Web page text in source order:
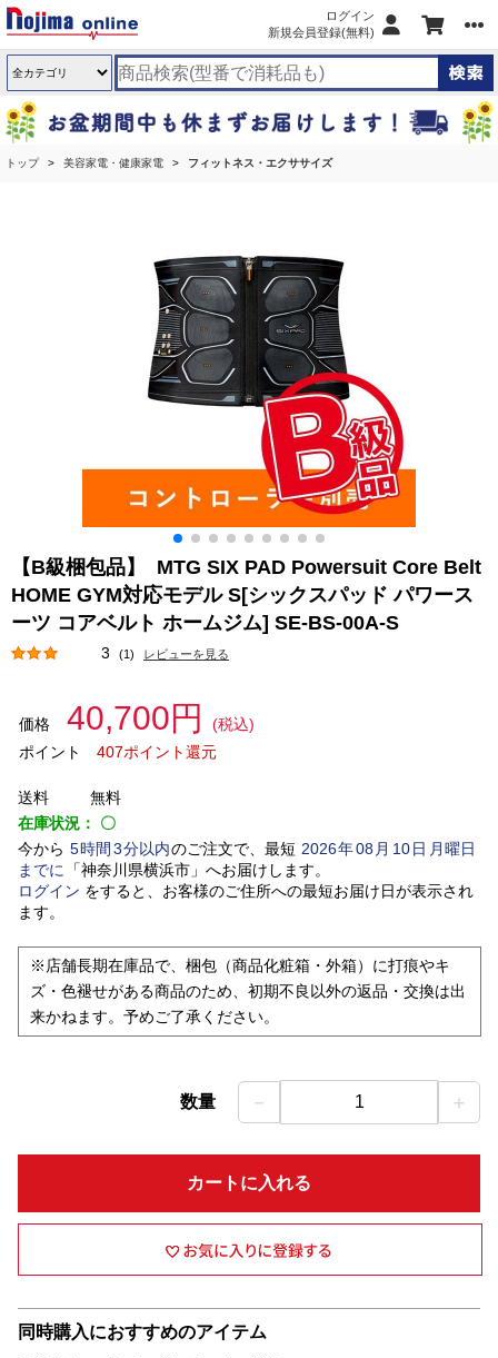
ログイン
新規会員登録(無料)
トップ 美容家電・健康家電 フィットネス・エクササイズ
【B級梱包品】 MTG SIX PAD Powersuit Core Belt
HOME GYM対応モデル S[シックスパッド パワース
ーツ コアベルト ホームジム] SE-BS-00A-S
3 (1) レビューを見る
価格 40,700円
(税込)
ポイント
407ポイント還元
送料
無料
在庫状況： 〇
今から 5時間 3分以内のご注文で、最短 2026年08 月 10日月曜日
までに
「神奈川県横浜市」 へお届けします。
ログイン をすると、お客様のご住所への最短お届け日が表示され
ます。
※店舗長期在庫品で、梱包（商品化粧箱・外箱）に打痕やキ
ズ・色褪せがある商品のため、初期不良以外の返品・交換は出
来かねます。予めご了承ください。
数量 － 1 ＋
カートに入れる
同時購入におすすめのアイテム